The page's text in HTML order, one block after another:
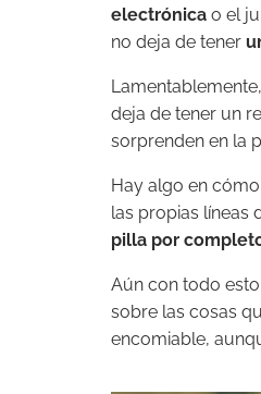
electrónica o el
no deja de tener
deja de tener un
sorprenden en la
Hay algo en
las propias líneas
pilla por
Aún con todo
sobre las cosas
encomiable,